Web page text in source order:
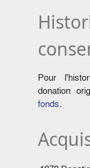
Pour
donation
fonds.